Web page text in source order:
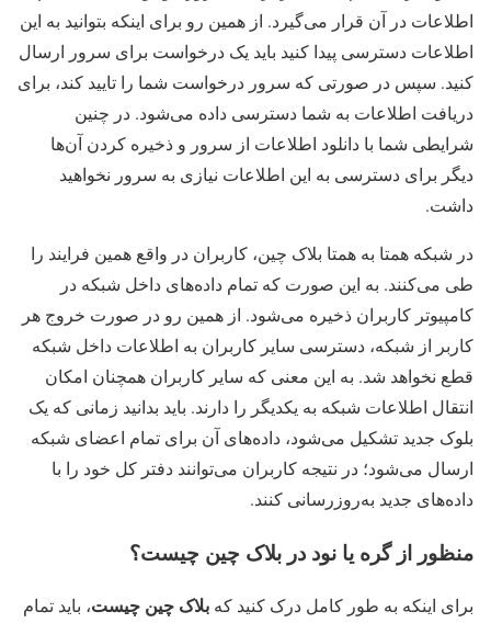
اطلاعات در آن قرار می‌گیرد. از همین رو برای اینکه بتوانید به این
اطلاعات دسترسی پیدا کنید باید یک درخواست برای سرور ارسال
کنید. سپس در صورتی که سرور درخواست شما را تایید کند، برای
دریافت اطلاعات به شما دسترسی داده می‌شود. در چنین
شرایطی شما با دانلود اطلاعات از سرور و ذخیره کردن آن‌‌ها
دیگر برای دسترسی به این اطلاعات نیازی به سرور نخواهید
داشت.
در شبکه همتا به همتا بلاک چین، کاربران در واقع همین فرایند را
طی می‌کنند. به این صورت که تمام داده‌های داخل شبکه در
کامپیوتر کاربران ذخیره می‌شود. از همین رو در صورت خروج هر
کاربر از شبکه، دسترسی سایر کاربران به اطلاعات داخل شبکه
قطع نخواهد شد. به این معنی که سایر کاربران همچنان امکان
انتقال اطلاعات شبکه به یکدیگر را دارند. باید بدانید زمانی که یک
بلوک جدید تشکیل می‌شود، داده‌های آن برای تمام اعضای شبکه
ارسال می‌شود؛ در نتیجه کاربران می‌توانند دفتر کل خود را با
داده‌های جدید به‌روزرسانی کنند.
منظور از گره یا نود در بلاک چین چیست؟
برای اینکه به طور کامل درک کنید که بلاک چین چیست، باید تمام